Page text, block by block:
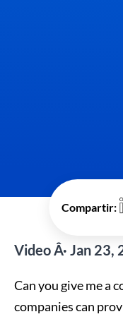
Compartir:
Video Â· Jan 23,
Can you give me a
companies can